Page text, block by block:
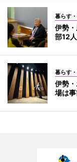
暮らす
伊勢
部12
暮らす
伊勢
場は